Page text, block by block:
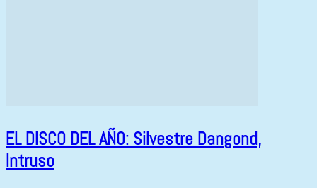
EL DISCO DEL AÑO: Silvestre Dangond,
Intruso